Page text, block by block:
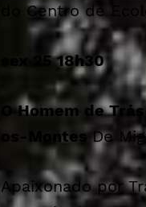
do Centro de
sex 25 18h30
O Homem de
os-MontesDe
Apaixonado por